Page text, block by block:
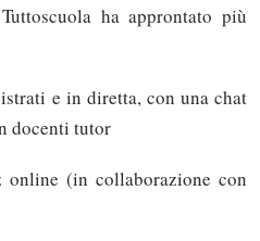
ha approntato più
e in diretta, con una chat
docenti tutor
(in collaborazione con